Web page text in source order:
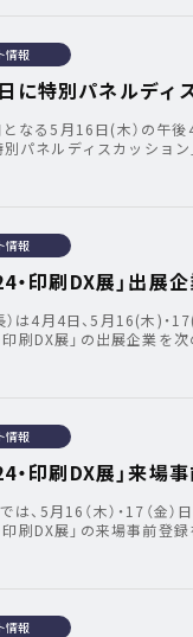
情報
に特別パネルディ
なる5月16日(木）の午
パネルディスカッショ
情報
・印刷DX展」出展
は4月4日、5月16(木)・
刷DX展」の出展企業を
情報
・印刷DX展」来場
は、5月16（木）・17（金
印刷DX展」の来場事前
情報